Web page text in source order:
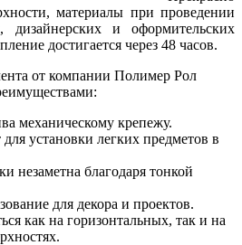
материалы при проведении
дизайнерских и оформительских
достигается через 48 часов.
от компании Полимер Рол
механическому крепежу.
установки легких предметов в
незаметна благодаря тонкой
для декора и проектов.
как на горизонтальных, так и на